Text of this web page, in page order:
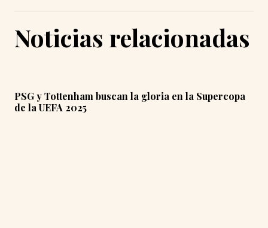
Noticias relacionadas
PSG y Tottenham buscan la gloria en la Supercopa
de la UEFA 2025